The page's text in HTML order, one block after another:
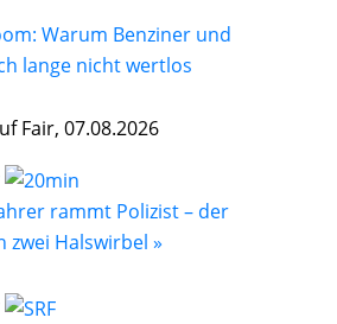
Warum Benziner und
lange nicht wertlos
Fair, 07.08.2026
rammt Polizist – der
zwei Halswirbel »